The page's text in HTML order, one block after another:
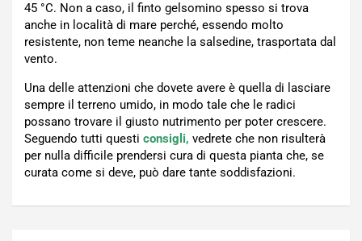
45 °C. Non a caso, il finto gelsomino spesso si trova
anche in località di mare perché, essendo molto
resistente, non teme neanche la salsedine, trasportata dal
vento.
Una delle attenzioni che dovete avere è quella di lasciare
sempre il terreno umido, in modo tale che le radici
possano trovare il giusto nutrimento per poter crescere.
Seguendo tutti questi consigli, vedrete che non risulterà
per nulla difficile prendersi cura di questa pianta che, se
curata come si deve, può dare tante soddisfazioni.